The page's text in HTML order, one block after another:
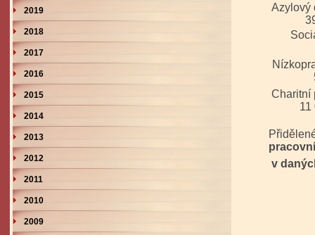
2019
2018
2017
2016
2015
2014
2013
2012
2011
2010
2009
39
53
11
v